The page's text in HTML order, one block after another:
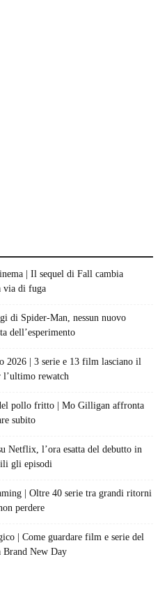
| Il sequel di Fall cambia
via di fuga
di Spider-Man, nessun nuovo
dell’esperimento
2026 | 3 serie e 13 film lasciano il
l’ultimo rewatch
pollo fritto | Mo Gilligan affronta
subito
Netflix, l’ora esatta del debutto in
gli episodi
| Oltre 40 serie tra grandi ritorni
perdere
| Come guardare film e serie del
Brand New Day